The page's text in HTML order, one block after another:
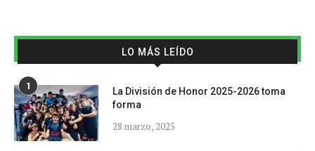
LO MÁS LEÍDO
1
La División de Honor 2025-2026 toma
forma
28 marzo, 2025